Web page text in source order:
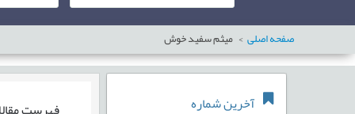
صفحه اصلی میثم سفید خوش
آخرین شماره